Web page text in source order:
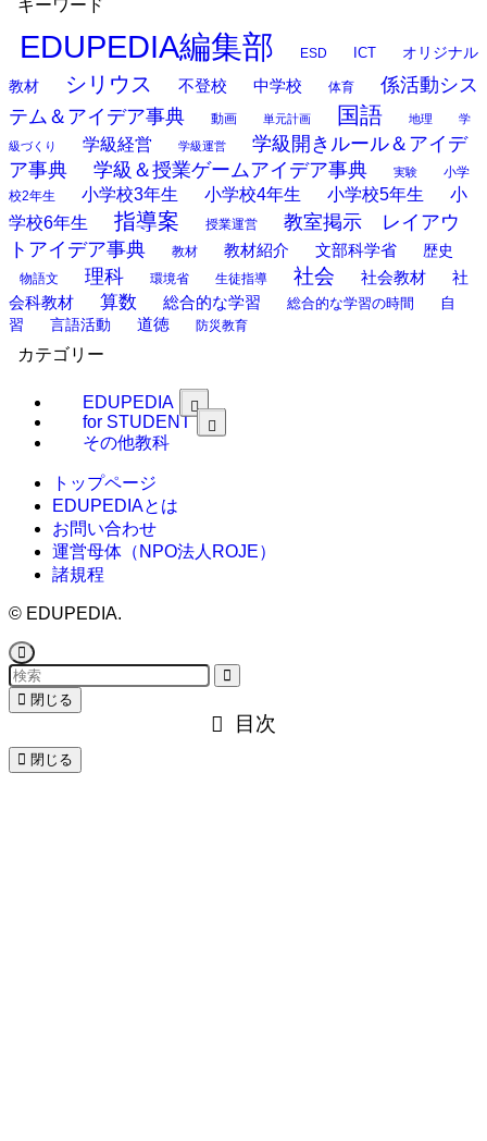
キーワード
EDUPEDIA編集部 ESD ICT
オリジナル
教材
シリウス 不登校 中学校 体育
係活動シス
テム＆アイデア事典
動画 単元計画 国語 地理 学
級づくり 学級経営 学級運営
学級開きルール＆アイデ
ア事典
学級＆授業ゲームアイデア事典 実験
小学
校2年生
小学校3年生 小学校4年生 小学校5年生
小
学校6年生
指導案 授業運営
教室掲示 レイアウ
トアイデア事典
教材 教材紹介 文部科学省 歴史
物語文 理科 環境省 生徒指導 社会 社会教材
社
会科教材
算数 総合的な学習 総合的な学習の時間
自
習
言語活動 道徳 防災教育
カテゴリー
EDUPEDIA
for STUDENT
その他教科
トップページ
EDUPEDIAとは
お問い合わせ
運営母体（NPO法人ROJE）
諸規程
© EDUPEDIA.
閉じる
目次
閉じる